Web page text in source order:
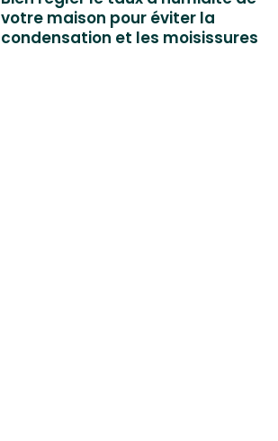
votre maison pour éviter la
condensation et les moisissures